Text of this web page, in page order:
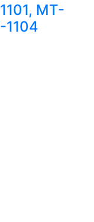
MT-
1104